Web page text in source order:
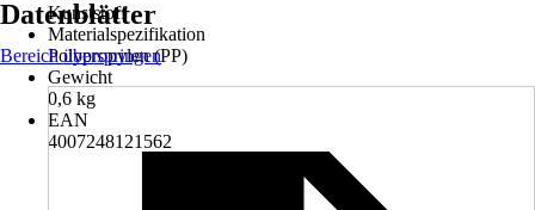
Kunststoff
Materialspezifikation
Polypropylen (PP)
Gewicht
0,6 kg
EAN
4007248121562
Datenblätter
Bereich überspringen